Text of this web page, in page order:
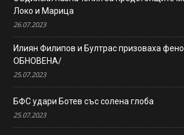
Локо и Марица
26.07.2023
Илиян Филипов и Бултрас призоваха
ОБНОВЕНА/
25.07.2023
БФС удари Ботев със солена глоба
25.07.2023